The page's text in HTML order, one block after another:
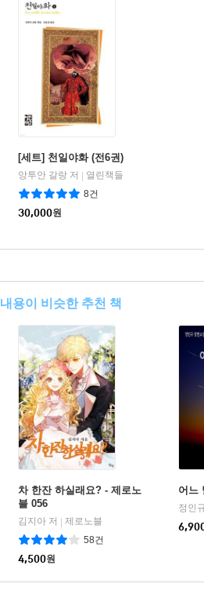
[세트] 천일야화 (전6권)
앙투안 갈랑 저
열린책들
8건
30,000원
내용이 비슷한 추천 책
차 한잔 하실래요? - 제로노
블 056
김지아 저
제로노블
58건
4,500원
어느
정인